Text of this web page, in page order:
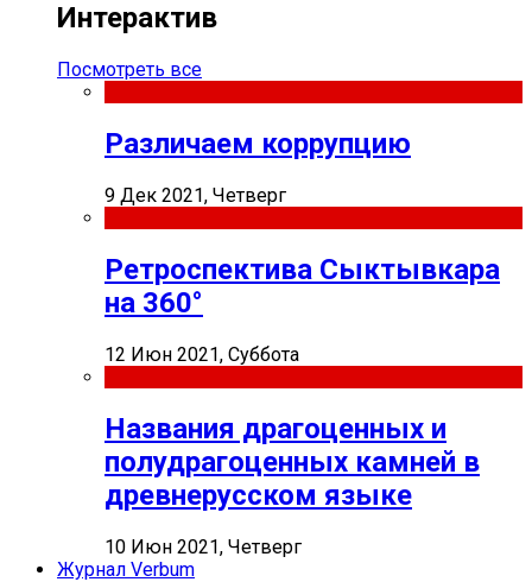
Интерактив
Посмотреть все
Различаем коррупцию
9 Дек 2021, Четверг
Ретроспектива Сыктывкара
на 360°
12 Июн 2021, Суббота
Названия драгоценных и
полудрагоценных камней в
древнерусском языке
10 Июн 2021, Четверг
Журнал Verbum